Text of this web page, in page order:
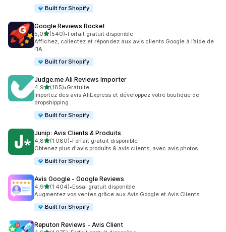
Built for Shopify
Google Reviews Rocket
5,0étoile(s) sur 5
(540)
540 avis au total
•Forfait gratuit disponible
Affichez, collectez et répondez aux avis clients Google à l’aide de
l’IA.
Built for Shopify
Judge.me Ali Reviews Importer
4,9étoile(s) sur 5
(185)
185 avis au total
•Gratuite
Importez des avis AliExpress et développez votre boutique de
dropshipping
Built for Shopify
Junip: Avis Clients & Produits
4,8étoile(s) sur 5
(1 080)
1080 avis au total
•Forfait gratuit disponible
Obtenez plus d'avis produits & avis clients, avec avis photos
Built for Shopify
Avis Google ‑ Google Reviews
4,9étoile(s) sur 5
(1 404)
1404 avis au total
•Essai gratuit disponible
Augmentez vos ventes grâce aux Avis Google et Avis Clients
Built for Shopify
Reputon Reviews ‑ Avis Client